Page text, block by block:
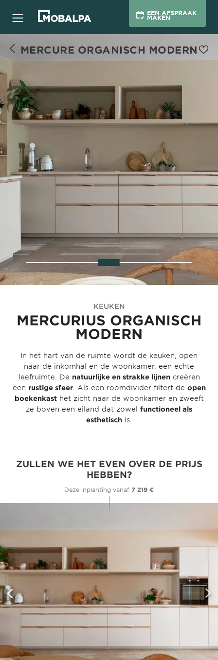
EEN AFSPRAAK
MAKEN
MERCURE ORGANISCH MODERN
KEUKEN
MERCURIUS ORGANISCH
MODERN
In het hart van de ruimte wordt de keuken, open
naar de inkomhal en de woonkamer, een echte
leefruimte. De natuurlijke en strakke lijnencreëren
een rustige sfeer. Als een roomdivider filtert de open
boekenkasthet zicht naar de woonkamer en zweeft
ze boven een eiland dat zowel functioneel als
esthetisch is.
ZULLEN WE HET EVEN OVER DE PRIJS
HEBBEN?
Deze inplanting vanaf 7 219 €